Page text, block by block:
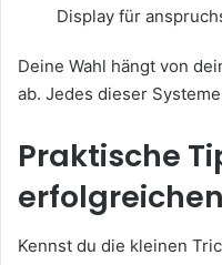
Display für
Deine Wahl hängt von
ab. Jedes dieser
Praktische
Kennst du die kleinen